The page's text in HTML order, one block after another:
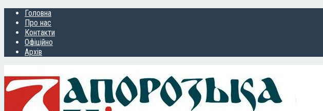
Головна
Про нас
Контакти
Офіційно
Архів